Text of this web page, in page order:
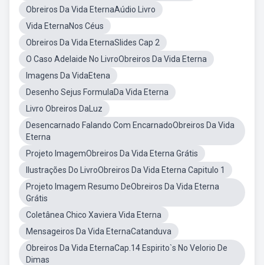
Obreiros Da Vida EternaAúdio Livro
Vida EternaNos Céus
Obreiros Da Vida EternaSlides Cap 2
O Caso Adelaide No LivroObreiros Da Vida Eterna
Imagens Da VidaEtena
Desenho Sejus FormulaDa Vida Eterna
Livro Obreiros DaLuz
Desencarnado Falando Com EncarnadoObreiros Da Vida
Eterna
Projeto ImagemObreiros Da Vida Eterna Grátis
Ilustrações Do LivroObreiros Da Vida Eterna Capitulo 1
Projeto Imagem Resumo DeObreiros Da Vida Eterna
Grátis
Coletânea Chico Xaviera Vida Eterna
Mensageiros Da Vida EternaCatanduva
Obreiros Da Vida EternaCap.14 Espirito`s No Velorio De
Dimas